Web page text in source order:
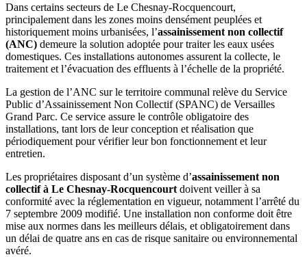
Dans certains secteurs de Le Chesnay-Rocquencourt,
principalement dans les zones moins densément peuplées et
historiquement moins urbanisées, l’assainissement non collectif
(ANC) demeure la solution adoptée pour traiter les eaux usées
domestiques. Ces installations autonomes assurent la collecte, le
traitement et l’évacuation des effluents à l’échelle de la propriété.
La gestion de l’ANC sur le territoire communal relève du Service
Public d’Assainissement Non Collectif (SPANC) de Versailles
Grand Parc. Ce service assure le contrôle obligatoire des
installations, tant lors de leur conception et réalisation que
périodiquement pour vérifier leur bon fonctionnement et leur
entretien.
Les propriétaires disposant d’un système d’assainissement non
collectif à Le Chesnay-Rocquencourt doivent veiller à sa
conformité avec la réglementation en vigueur, notamment l’arrêté du
7 septembre 2009 modifié. Une installation non conforme doit être
mise aux normes dans les meilleurs délais, et obligatoirement dans
un délai de quatre ans en cas de risque sanitaire ou environnemental
avéré.